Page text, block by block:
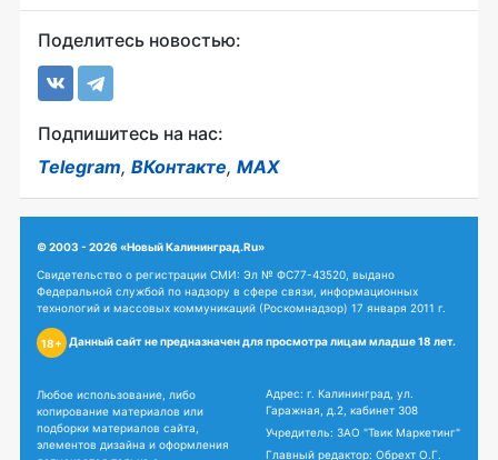
Поделитесь новостью:
Подпишитесь на нас:
Telegram, ВКонтакте, MAX
© 2003 - 2026 «Новый Калининград.Ru»
Свидетельство о регистрации СМИ: Эл № ФС77-43520, выдано
Федеральной службой по надзору в сфере связи, информационных
технологий и массовых коммуникаций (Роскомнадзор) 17 января 2011 г.
18+ Данный сайт не предназначен для просмотра лицам младше 18 лет.
Любое использование, либо
копирование материалов или
подборки материалов сайта,
элементов дизайна и оформления
Адрес: г. Калининград, ул.
Гаражная, д.2, кабинет 308
Учредитель: ЗАО "Твик Маркетинг"
Главный редактор: Обрехт О.Г.